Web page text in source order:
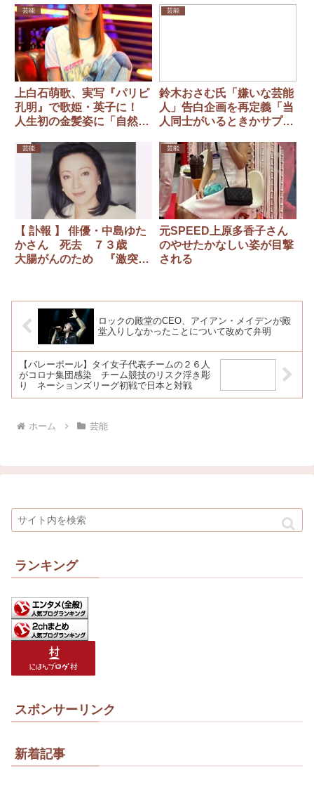
イアンス違反ではないの
か」
芸能
上白石萌歌、実写『パリピ
孔明』で歌姫・英子に！
人生初の金髪姿に「自然
た」
芸能
鈴木おさむ氏「嫌いな芸能
人」告白企画を再定義「当
人同士がいるときかサプラ
かに」
芸能
【 訃報 】 俳優・中島ゆた
かさん 死去 ７３歳
大腸がんのため 『激突！
芸能
元SPEED上原多香子さん
のやせたかなしい姿が目撃
される
ロックの殿堂のCEO、アイアン・メイデンが殿
堂入りしなかったことについて改めて弁明
【バレーボール】タイ女子代表チームの２６人
がコロナ集団感染 チーム競技のリスク浮き彫
り ネーションズリーグ初戦で日本と対戦
ホーム 芸能
ランキング
スポンサーリンク
新着記事